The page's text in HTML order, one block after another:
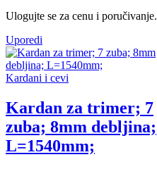
Ulogujte se za cenu i poručivanje.
Uporedi
Kardani i cevi
Kardan za trimer; 7
zuba; 8mm debljina;
L=1540mm;